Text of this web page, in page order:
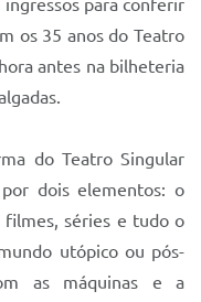
para conferir
os 35 anos do Teatro
antes na bilheteria
do Teatro Singular
dois elementos: o
filmes, séries e tudo o
utópico ou pós-
as máquinas e a